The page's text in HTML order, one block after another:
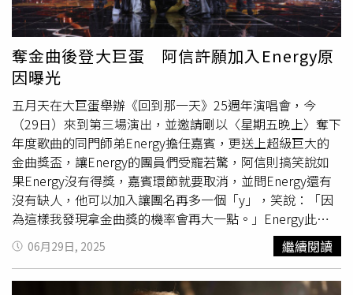
程卻是狀況百出。在趕工期間，吳映潔（鬼鬼）驚喜看著房
子輪廓成形，大喊「蓋起來了！」但在內部裝修時卻發生不
少插曲。鹿希派在協助工程時，竟然把工具用到歪掉，甚至
現場冒出火花引發一陣虛驚；郭泓志釘釘子也頻頻釘錯被糾
正。大夥忙碌之餘吃著夥伴準備的鹹粥，雖然覺得「太鹹
了」，但為了不傷大廚的心，工人們只敢小聲議論不敢聲
張。直到被機靈的鬼鬼發現，驚問：「很鹹怎麼不講？」工
人們才幽默回應：「已經來不及了，都吃下肚了！」隨著新
家任務圓滿達成，《嗨！營業中》將迎來全新挑戰，余祥銓
被選為新任主廚。究竟這位新主廚會端出什麼驚人料理？廚
房會不會再次陷入混亂？敬請鎖定本週《嗨！營業中》全新
一季：每週六晚間 8:00 台視首播、晚間 10:00 Netflix 上
架；每週日晚間 8:00 八大綜合台播出。各務孝太、余祥
銓、鹿希派組成「蛋蛋三兄弟」。（圖／好看娛樂）
奪金曲後登大巨蛋 阿信許願加入Energy原
因曝光
五月天在大巨蛋舉辦《回到那一天》25週年演唱會，今
（29日）來到第三場演出，並邀請剛以〈星期五晚上〉奪下
年度歌曲的同門師弟Energy擔任嘉賓，更送上超級巨大的
金曲獎盃，讓Energy的團員們受寵若驚，阿信則搞笑說如
果Energy沒有得獎，嘉賓環節就要取消，並問Energy還有
沒有缺人，他可以加入讓團名再多一個「y」，笑說：「因
為這樣我發現拿金曲獎的機率會再大一點。」Energy此次
除了年度歌曲，還入圍了最佳演唱會組合，可惜敗給動力火
車，阿信提到當年五月天第一次入圍樂團獎，原本很有信心
能得獎，但最後輸給乱彈阿翔，並說乱彈阿翔跟動力火車有
06月29日, 2025 繼續閱讀